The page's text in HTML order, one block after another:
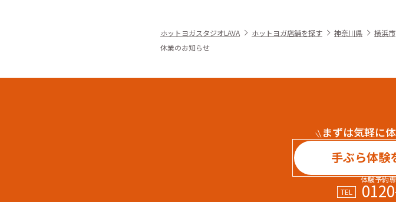
ホットヨガスタジオLAVA ホットヨガ店舗を探す 神奈川県 横浜市
休業のお知らせ
まずは気軽に
手ぶら体験
体験予約
TEL